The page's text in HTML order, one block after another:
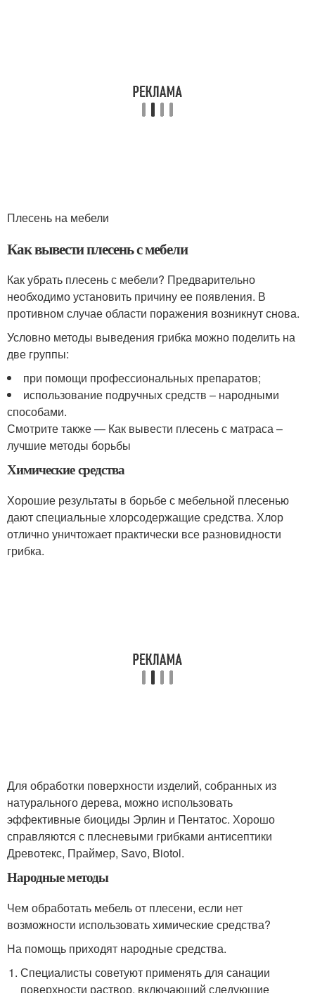
Плесень на мебели
Как вывести плесень с мебели
Как убрать плесень с мебели? Предварительно
необходимо установить причину ее появления. В
противном случае области поражения возникнут снова.
Условно методы выведения грибка можно поделить на
две группы:
при помощи профессиональных препаратов;
использование подручных средств – народными
способами.
Смотрите также — Как вывести плесень с матраса –
лучшие методы борьбы
Химические средства
Хорошие результаты в борьбе с мебельной плесенью
дают специальные хлорсодержащие средства. Хлор
отлично уничтожает практически все разновидности
грибка.
Для обработки поверхности изделий, собранных из
натурального дерева, можно использовать
эффективные биоциды Эрлин и Пентатос. Хорошо
справляются с плесневыми грибками антисептики
Древотекс, Праймер, Savo, Biotol.
Народные методы
Чем обработать мебель от плесени, если нет
возможности использовать химические средства?
На помощь приходят народные средства.
Специалисты советуют применять для санации
поверхности раствор, включающий следующие